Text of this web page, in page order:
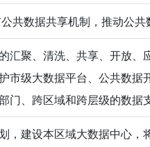
共数据共享机制，推动公共
汇聚、清洗、共享、开放
市级大数据平台、公共数据
门、跨区域和跨层级的数据
，建设本区域大数据中心，